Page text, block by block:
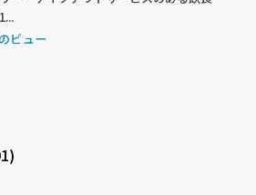
ビュー